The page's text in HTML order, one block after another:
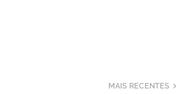
MAIS RECENTES